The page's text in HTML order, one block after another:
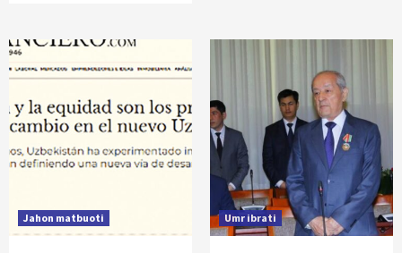
Jahon matbuoti Umr ibrati